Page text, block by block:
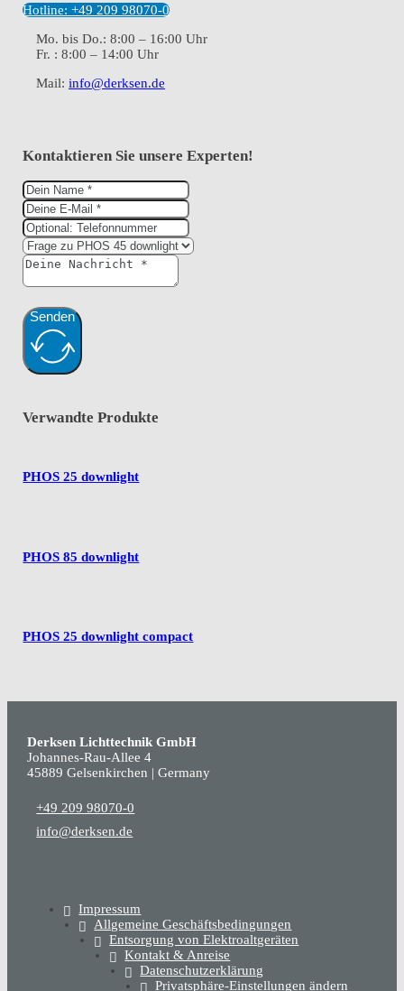
Hotline: +49 209 98070-0
Mo. bis Do.: 8:00 – 16:00 Uhr
Fr. : 8:00 – 14:00 Uhr
Mail:info@derksen.de
Kontaktieren Sie unsere Experten!
Senden
Verwandte Produkte
PHOS 25 downlight
PHOS 85 downlight
PHOS 25 downlight compact
Derksen Lichttechnik GmbH
Johannes-Rau-Allee 4
45889 Gelsenkirchen | Germany
+49 209 98070-0
info@derksen.de
Impressum
Allgemeine Geschäftsbedingungen
Entsorgung von Elektroaltgeräten
Kontakt & Anreise
Datenschutzerklärung
Privatsphäre-Einstellungen ändern